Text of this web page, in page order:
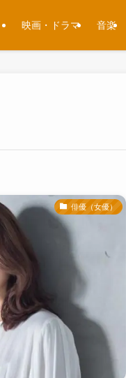
映画・ドラマ 音楽
俳優（女優）